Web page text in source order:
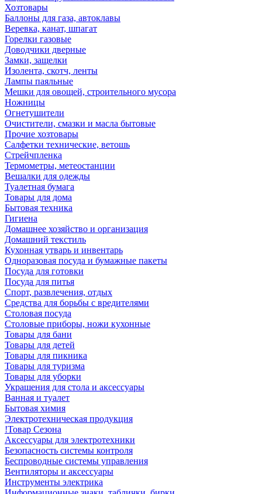
Хозтовары
Баллоны для газа, автоклавы
Веревка, канат, шпагат
Горелки газовые
Доводчики дверные
Замки, защелки
Изолента, скотч, ленты
Лампы паяльные
Мешки для овощей, строительного мусора
Ножницы
Огнетушители
Очистители, смазки и масла бытовые
Прочие хозтовары
Салфетки технические, ветошь
Стрейчпленка
Термометры, метеостанции
Вешалки для одежды
Туалетная бумага
Товары для дома
Бытовая техника
Гигиена
Домашнее хозяйство и организация
Домашний текстиль
Кухонная утварь и инвентарь
Одноразовая посуда и бумажные пакеты
Посуда для готовки
Посуда для питья
Спорт, развлечения, отдых
Средства для борьбы с вредителями
Столовая посуда
Столовые приборы, ножи кухонные
Товары для бани
Товары для детей
Товары для пикника
Товары для туризма
Товары для уборки
Украшения для стола и аксессуары
Ванная и туалет
Бытовая химия
Электротехническая продукция
!Товар Сезона
Аксессуары для электротехники
Безопасность системы контроля
Беспроводные системы управления
Вентиляторы и аксессуары
Инструменты электрика